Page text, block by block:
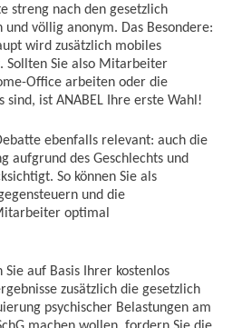
streng nach den gesetzlich
völlig anonym. Das Besondere:
wird zusätzlich mobiles
Sollten Sie also Mitarbeiter
Office arbeiten oder die
ist ANABEL Ihre erste Wahl!
ebenfalls relevant: auch die
aufgrund des Geschlechts und
So können Sie als
und die
optimal
auf Basis Ihrer kostenlos
zusätzlich die gesetzlich
psychischer Belastungen am